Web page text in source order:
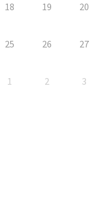
18 19 20
25 26 27
1 2 3